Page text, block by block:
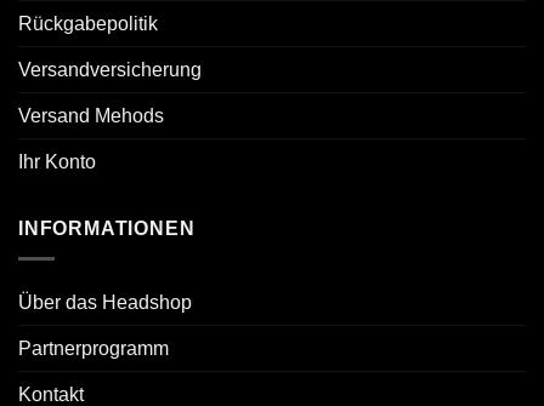
Rückgabepolitik
Versandversicherung
Versand Mehods
Ihr Konto
INFORMATIONEN
Über das Headshop
Partnerprogramm
Kontakt